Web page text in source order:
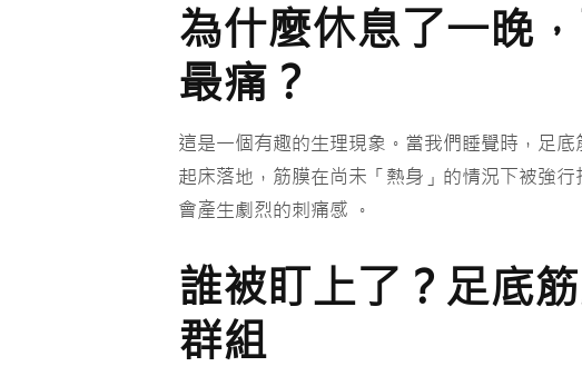
為什麼休息了一晚
最痛？
這是一個有趣的生理現象。當我們睡覺時，足
起床落地，筋膜在尚未「熱身」的情況下被強
會產生劇烈的刺痛感 。
誰被盯上了？足底
群組